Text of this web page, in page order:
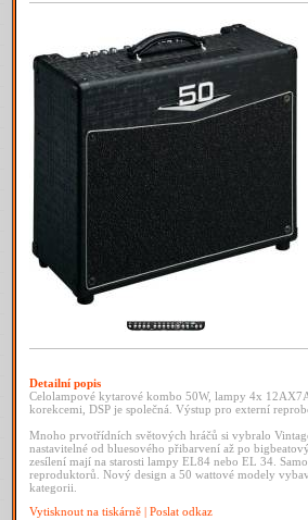
Detailní popis
Celolampové kytarové kombo 50W, lampy 4x
korekcemi, DSP je společná. Výstup pro externí
Mnoho prvotřídních světových hráčů si vybralo
nastavitelné od bluesového přibarvení až po
zesílení mají na starosti lampy EL84 nebo EL 34.
reproduktorů. Nový design a 50 wattové modely
kategorii.
Vytisknout na tiskárně | Poslat odkaz